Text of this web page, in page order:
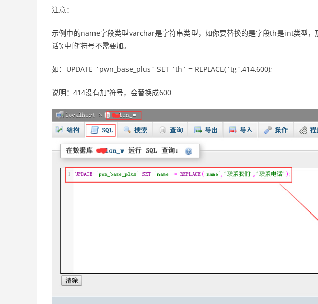
注意：
示例中的name字段类型varchar是字符串类型，如你要替换的是字段th是int类型，
话’);中的”符号不需要加。
如：UPDATE `pwn_base_plus` SET `th` = REPLACE(`tg`,414,600);
说明：414没有加”符号，会替换成600